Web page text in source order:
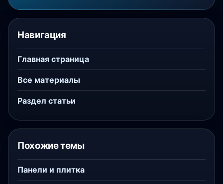
Навигация
Главная страница
Все материалы
Раздел статьи
Похожие темы
Панели и плитка